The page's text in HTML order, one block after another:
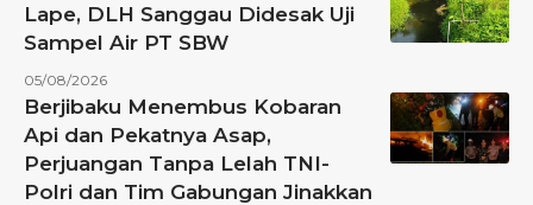
Lape, DLH Sanggau Didesak Uji
Sampel Air PT SBW
05/08/2026
Berjibaku Menembus Kobaran
Api dan Pekatnya Asap,
Perjuangan Tanpa Lelah TNI-
Polri dan Tim Gabungan Jinakkan